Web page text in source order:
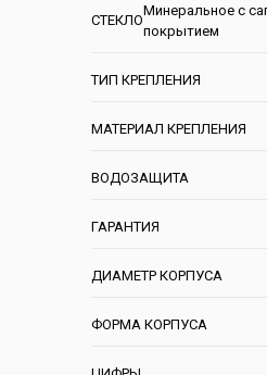
СТЕКЛО
Минеральное с
покрытием
ТИП КРЕПЛЕНИЯ
МАТЕРИАЛ КРЕПЛЕНИЯ
ВОДОЗАЩИТА
ГАРАНТИЯ
ДИАМЕТР КОРПУСА
ФОРМА КОРПУСА